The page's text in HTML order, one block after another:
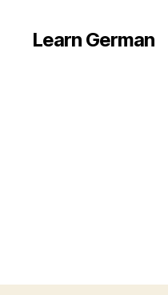
Learn German